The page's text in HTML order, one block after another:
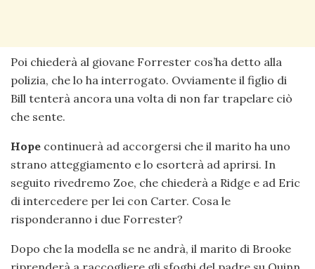
Poi chiederà al giovane Forrester cos’ha detto alla
polizia, che lo ha interrogato. Ovviamente il figlio di
Bill tenterà ancora una volta di non far trapelare ciò
che sente.
Hope continuerà ad accorgersi che il marito ha uno
strano atteggiamento e lo esorterà ad aprirsi. In
seguito rivedremo Zoe, che chiederà a Ridge e ad Eric
di intercedere per lei con Carter. Cosa le
risponderanno i due Forrester?
Dopo che la modella se ne andrà, il marito di Brooke